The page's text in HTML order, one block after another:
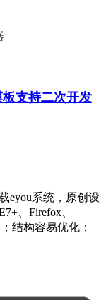
支持二次开发
eyou系统，原创设
、Firefox、
结构容易优化；